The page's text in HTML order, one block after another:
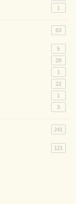
1
63
5
28
1
22
1
3
241
121